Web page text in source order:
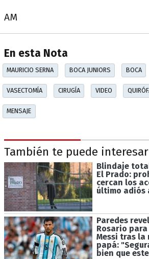
AM
En esta Nota
MAURICIO SERNA BOCA JUNIORS BOCA
VASECTOMÍA CIRUGÍA VIDEO
MENSAJE
También te puede interesar
Blindaje
El Prado:
cercan los
último adiós
Paredes
Rosario
Messi tras la
papá:
bien que